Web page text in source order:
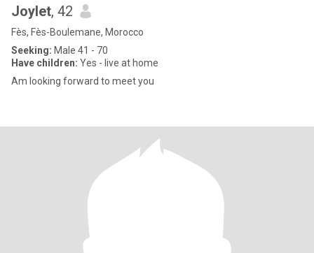
Joylet, 42
Fès, Fès-Boulemane, Morocco
Seeking: Male 41 - 70
Have children: Yes - live at home
Am looking forward to meet you